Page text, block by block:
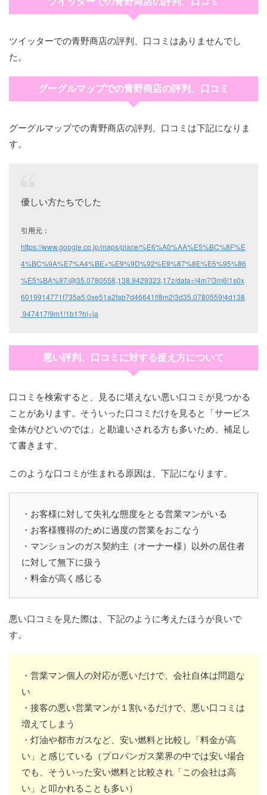
ツイッターでの青野商店の評判、口コミはありませんでし
た。
グーグルマップでの青野商店の評判、口コミ
グーグルマップでの青野商店の評判、口コミは下記になりま
す。
優しい方たちでした
引用元：
https://www.google.co.jp/maps/place/%E6%A0%AA%E5%BC%8F%E
4%BC%9A%E7%A4%BE+%E9%9D%92%E9%87%8E%E5%95%86
%E5%BA%97/@35.0780558,138.9429323,17z/data=!4m7!3m6!1s0x
6019914771f735a5:0xe51a2fab7d46641f!8m2!3d35.0780559!4d138
.947417!9m1!1b1?hl=ja
悪い評判、口コミに対する捉え方について
口コミを検索すると、見るに堪えない悪い口コミが見つかる
ことがあります。そういった口コミだけを見ると「サービス
全体がひどいのでは」と勘違いされる方も多いため、補足し
て書きます。
このような口コミが生まれる原因は、下記になります。
・お客様に対して失礼な態度をとる営業マンがいる
・お客様獲得のために過度の営業をおこなう
・マンションのガス契約主（オーナー様）以外の居住者
に対して無下に扱う
・料金が高く感じる
悪い口コミを見た際は、下記のように考えたほうが良いで
す。
・営業マン個人の対応が悪いだけで、会社自体は問題な
い
・接客の悪い営業マンが１割いるだけで、悪い口コミは
増えてしまう
・灯油や都市ガスなど、安い燃料と比較し「料金が高
い」と感じている（プロパンガス業界の中では安い場合
でも、そういった安い燃料と比較され「この会社は高
い」と叩かれることも多い）